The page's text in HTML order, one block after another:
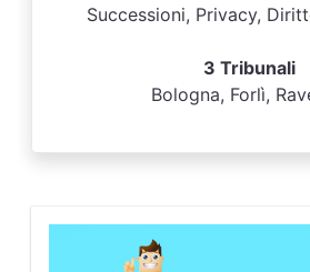
Successioni, Privacy,
3 Tribunali
Bologna, Forlì,